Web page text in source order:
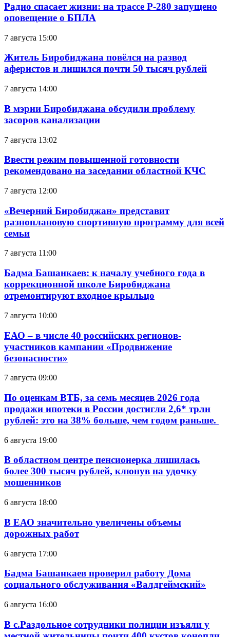
Радио спасает жизни: на трассе Р-280 запущено
оповещение о БПЛА
7 августа 15:00
Житель Биробиджана повёлся на развод
аферистов и лишился почти 50 тысяч рублей
7 августа 14:00
В мэрии Биробиджана обсудили проблему
засоров канализации
7 августа 13:02
Ввести режим повышенной готовности
рекомендовано на заседании областной КЧС
7 августа 12:00
«Вечерний Биробиджан» представит
разноплановую спортивную программу для всей
семьи
7 августа 11:00
Бадма Башанкаев: к началу учебного года в
коррекционной школе Биробиджана
отремонтируют входное крыльцо
7 августа 10:00
ЕАО – в числе 40 российских регионов-
участников кампании «Продвижение
безопасности»
7 августа 09:00
По оценкам ВТБ, за семь месяцев 2026 года
продажи ипотеки в России достигли 2,6* трлн
рублей: это на 38% больше, чем годом раньше.
6 августа 19:00
В областном центре пенсионерка лишилась
более 300 тысяч рублей, клюнув на удочку
мошенников
6 августа 18:00
В ЕАО значительно увеличены объемы
дорожных работ
6 августа 17:00
Бадма Башанкаев проверил работу Дома
социального обслуживания «Валдгеймский»
6 августа 16:00
В с.Раздольное сотрудники полиции изъяли у